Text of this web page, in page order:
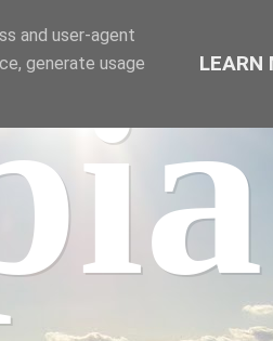
and user-agent
generate usage
LEARN